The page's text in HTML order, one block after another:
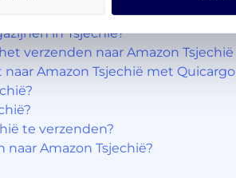
in Tsjechië?
verzenden naar Amazon Tsjechië
Amazon Tsjechië met Quicargo
te verzenden?
Amazon Tsjechië?